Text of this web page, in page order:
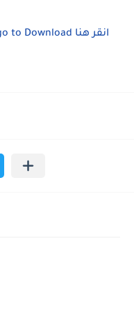
to Download انقر هنا